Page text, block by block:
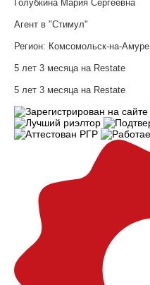
Голубкина Мария Сергеевна
Агент в "Стимул"
Регион: Комсомольск-на-Амуре
5 лет 3 месяца на Restate
5 лет 3 месяца на Restate